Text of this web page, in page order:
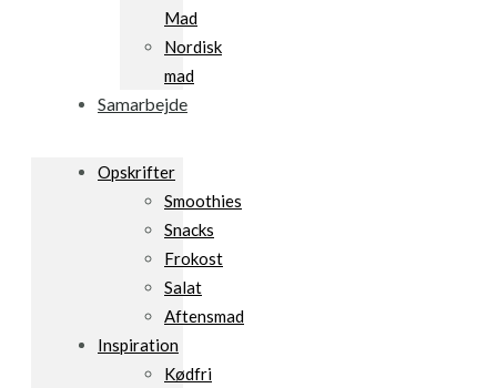
Mad
Nordisk
mad
Samarbejde
Opskrifter
Smoothies
Snacks
Frokost
Salat
Aftensmad
Inspiration
Kødfri